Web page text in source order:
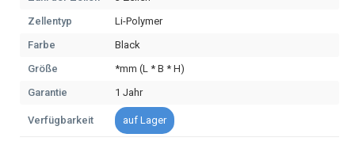
Zellentyp
Li-Polymer
Farbe
Black
Größe
*mm (L * B * H)
Garantie
1 Jahr
Verfügbarkeit auf Lager